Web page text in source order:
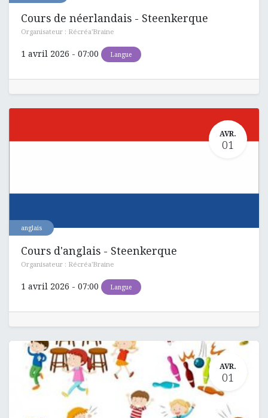
Cours de néerlandais - Steenkerque
Organisateur : Récréa'Braine
1 avril 2026 - 07:00 Langue
AVR.
01
anglais
Cours d'anglais - Steenkerque
Organisateur : Récréa'Braine
1 avril 2026 - 07:00 Langue
AVR.
01